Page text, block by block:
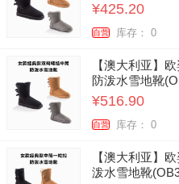
¥425.20
自营 库存： 0
【澳大利亚】
防泼水雪地靴
¥516.90
自营 库存： 0
【澳大利亚】
泼水雪地靴